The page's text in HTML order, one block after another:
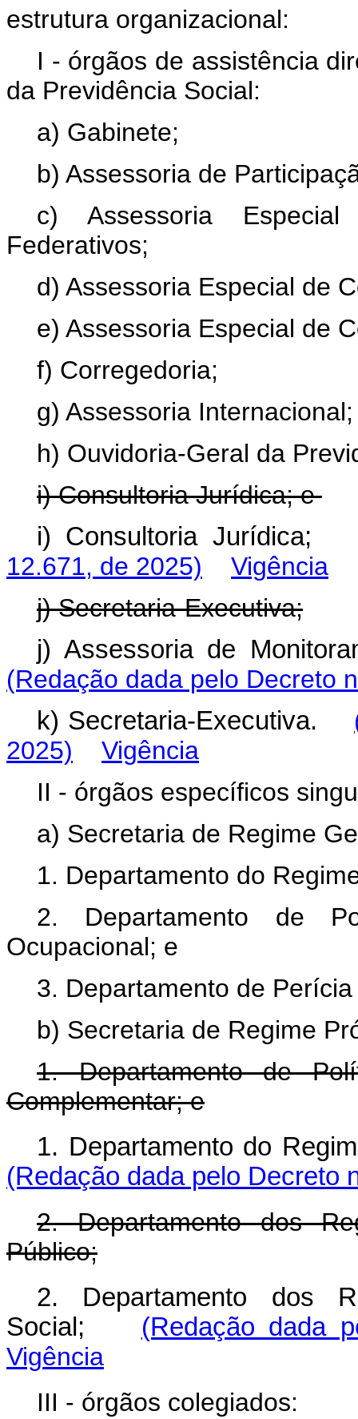
estrutura organizacional:
I - órgãos de assistência
da Previdência Social:
a) Gabinete;
b) Assessoria de
c) Assessoria
Federativos;
d) Assessoria Especial de
e) Assessoria Especial de
f) Corregedoria;
g) Assessoria Internacional;
h) Ouvidoria-Geral da
i) Consultoria Jurídica; e
i) Consultoria
12.671, de 2025)
Vigência
j) Secretaria-Executiva;
j) Assessoria de
(Redação dada pelo Decreto
k) Secretaria-Executiva.
2025)
Vigência
II - órgãos específicos
a) Secretaria de Regime
1. Departamento do
2. Departamento de
Ocupacional; e
3. Departamento de
b) Secretaria de Regime
1. Departamento de
Complementar; e
1. Departamento do
(Redação dada pelo Decreto
2. Departamento dos
Público;
2. Departamento dos
Social; (Redação dada
Vigência
III - órgãos colegiados: